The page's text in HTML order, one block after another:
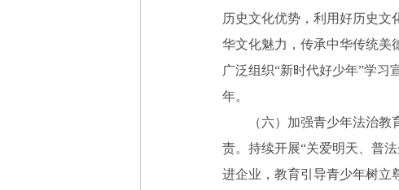
历史文化优势，利用好历史文
华文化魅力，传承中华传统美
广泛组织“新时代好少年”学
年。
（六）加强青少年法治教育
责。持续开展“关爱明天、普
进企业，教育引导青少年树立